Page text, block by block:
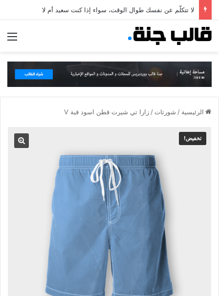
لا تتكلّم عن نفسك طوال الوقت، سواء إذا كنت سعيد أم لا
الرئيسية / شورتات / زارا تي شيرت قطن اسود قبة V
تخفيض!